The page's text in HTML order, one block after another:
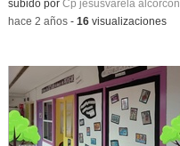
Contenido educativo.
subido por Cp jesusvarela alcorcon
-hace 2 años- 16visualizaciones